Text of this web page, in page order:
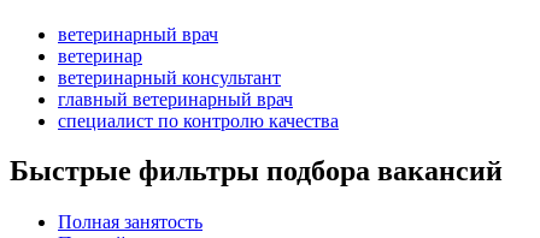
ветеринарный врач
ветеринар
ветеринарный консультант
главный ветеринарный врач
специалист по контролю качества
Быстрые фильтры подбора вакансий
Полная занятость